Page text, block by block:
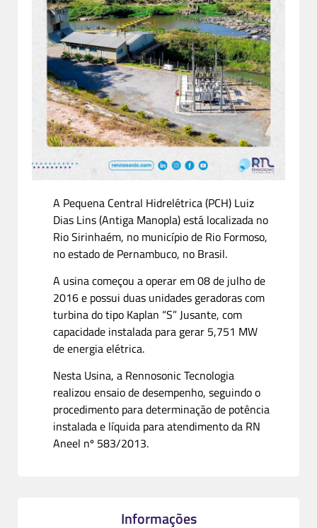
A Pequena Central Hidrelétrica (PCH) Luiz
Dias Lins (Antiga Manopla) está localizada no
Rio Sirinhaém, no município de Rio Formoso,
no estado de Pernambuco, no Brasil.
A usina começou a operar em 08 de julho de
2016 e possui duas unidades geradoras com
turbina do tipo Kaplan “S” Jusante, com
capacidade instalada para gerar 5,751 MW
de energia elétrica.
Nesta Usina, a Rennosonic Tecnologia
realizou ensaio de desempenho, seguindo o
procedimento para determinação de potência
instalada e líquida para atendimento da RN
Aneel nº 583/2013.
Informações